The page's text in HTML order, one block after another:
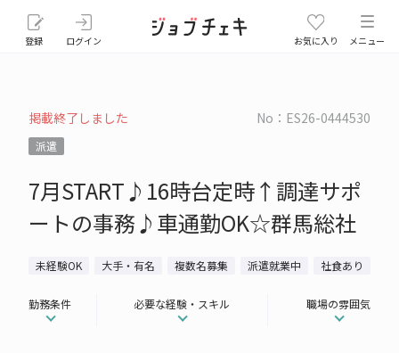
登録 ログイン お気に入り メニュー
掲載終了しました No：ES26-0444530
派遣
7月START♪16時台定時↑調達サポ
ートの事務♪車通勤OK☆群馬総社
未経験OK 大手・有名 複数名募集 派遣就業中 社食あり
勤務条件 必要な経験・スキル 職場の雰囲気